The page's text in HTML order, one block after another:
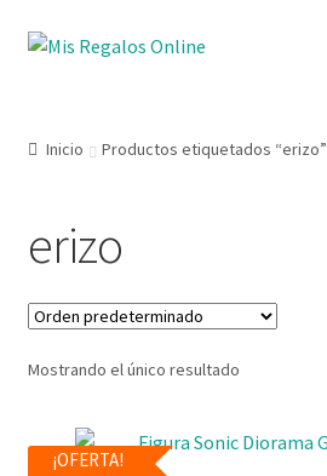
Secciones
Ofertas
Novedades
Lista de deseos
Inicio Productos etiquetados “erizo”
erizo
Mostrando el único resultado
¡OFERTA!